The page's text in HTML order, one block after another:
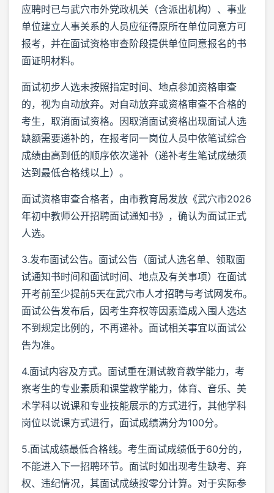
应聘时已与武穴市外党政机关（含派出机构）、事业
单位建立人事关系的人员应征得原所在单位同意方可
报考，并在面试资格审查阶段提供单位同意报名的书
面证明材料。
面试初步人选未按照指定时间、地点参加资格审查
的，视为自动放弃。对自动放弃或资格审查不合格的
考生，取消面试资格。因取消面试资格出现面试人选
缺额需要递补的，在报考同一岗位人员中依笔试综合
成绩由高到低的顺序依次递补（递补考生笔试成绩须
达到最低合格线以上）。
面试资格审查合格者，由市教育局发放《武穴市2026
年初中教师公开招聘面试通知书》，确认为面试正式
人选。
3.发布面试公告。面试公告（面试人选名单、领取面
试通知书时间和面试时间、地点及有关事项）在面试
开考前至少提前5天在武穴市人才招聘与考试网发布。
面试公告发布后，因考生弃权等因素造成入围人选达
不到规定比例的，不再递补。面试相关事宜以面试公
告为准。
4.面试内容及方式。面试重在测试教育教学能力，考
察考生的专业素质和课堂教学能力，体育、音乐、美
术学科以说课和专业技能展示的方式进行，其他学科
岗位以说课方式进行，面试成绩满分为100分。
5.面试成绩最低合格线。考生面试成绩低于60分的，
不能进入下一招聘环节。面试时如出现考生缺考、弃
权、违纪情况，其面试成绩按零分计算。对于实际参